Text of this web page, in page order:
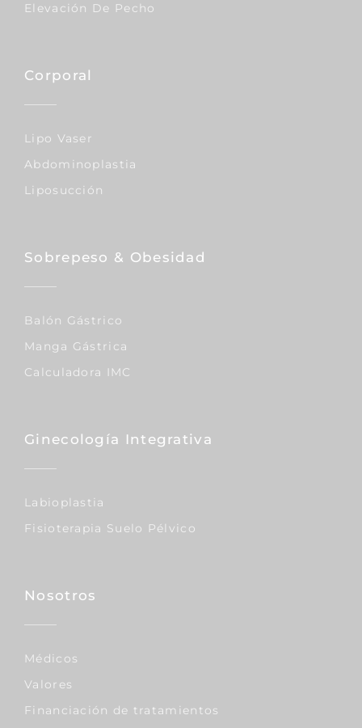
Elevación De Pecho
Corporal
Lipo Vaser
Abdominoplastia
Liposucción
Sobrepeso & Obesidad
Balón Gástrico
Manga Gástrica
Calculadora IMC
Ginecología Integrativa
Labioplastia
Fisioterapia Suelo Pélvico
Nosotros
Médicos
Valores
Financiación de tratamientos